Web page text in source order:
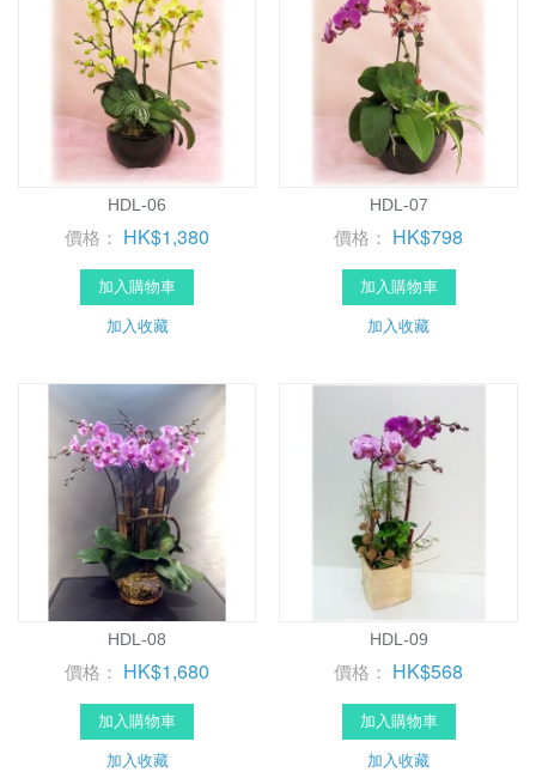
HDL-06
價格： HK$1,380
加入購物車
加入收藏
HDL-07
價格： HK$798
加入購物車
加入收藏
HDL-08
價格： HK$1,680
加入購物車
加入收藏
HDL-09
價格： HK$568
加入購物車
加入收藏